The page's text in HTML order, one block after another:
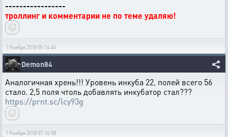
-----------------
троллинг и комментарии не по теме удаляю!
1 Ноября 2018 05:14:45
Demon84
Аналогичная хрень!!! Уровень инкуба 22, полей всего 56
стало. 2,5 поля чтоль добавлять инкубатор стал???
https://prnt.sc/lcy93g
1 Ноября 2018 07:16:58